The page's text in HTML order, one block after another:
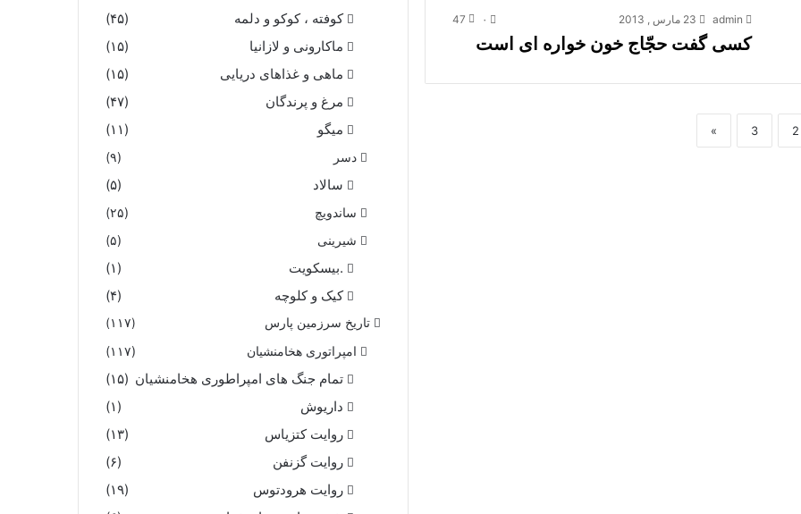
admin 23 مارس , 2013 ۰ 47
کسی گفت حجّاج خون خواره ای است
2
3
»
کوفته ، کوکو و دلمه
(۴۵)
ماکارونی و لازانیا
(۱۵)
ماهی و غذاهای دریایی
(۱۵)
مرغ و پرندگان
(۴۷)
میگو
(۱۱)
دسر (۹)
سالاد (۵)
ساندویچ
(۲۵)
شیرینی
(۵)
.بیسکویت
(۱)
کیک و کلوچه
(۴)
تاریخ سرزمین پارس (۱۱۷)
امپراتوری هخامنشیان (۱۱۷)
تمام جنگ های امپراطوری هخامنشیان (۱۵)
داریوش
(۱)
روایت کتزیاس
(۱۳)
روایت گزنفن
(۶)
روایت هرودتوس
(۱۹)